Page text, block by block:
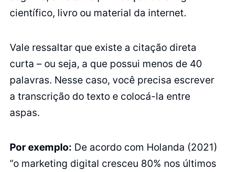
científico, livro ou material da internet.
Vale ressaltar que existe a citação direta
curta – ou seja, a que possui menos de 40
palavras. Nesse caso, você precisa escrever
a transcrição do texto e colocá-la entre
aspas.
Por exemplo: De acordo com Holanda (2021)
“o marketing digital cresceu 80% nos últimos